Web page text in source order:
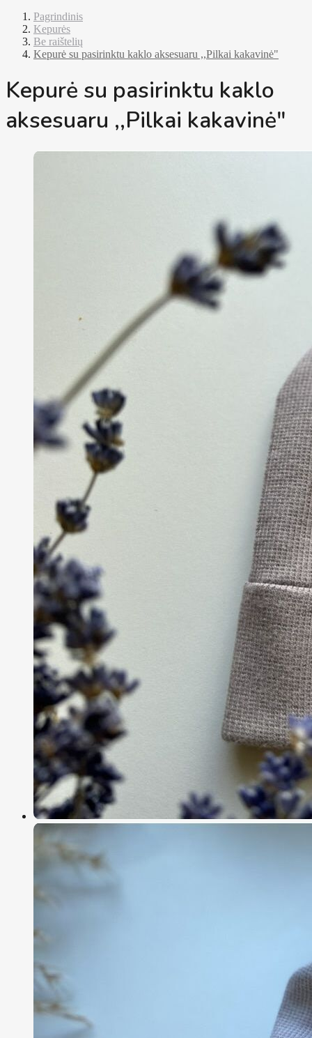
Pagrindinis
Kepurės
Be raištelių
Kepurė su pasirinktu kaklo aksesuaru ,,Pilkai kakavinė"
Kepurė su pasirinktu kaklo
aksesuaru ,,Pilkai kakavinė"